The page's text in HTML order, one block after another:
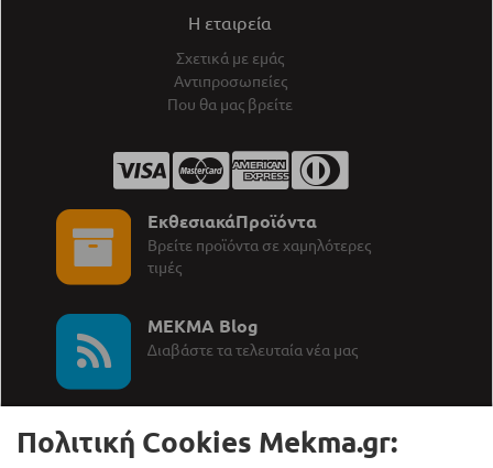
Η εταιρεία
Σχετικά με εμάς
Αντιπροσωπείες
Που θα μας βρείτε
ΕκθεσιακάΠροϊόντα
Βρείτε προϊόντα σε χαμηλότερες
τιμές
MEKMA Blog
∆ιαβάστε τα τελευταία νέα μας
Πολιτική Cookies Mekma.gr: